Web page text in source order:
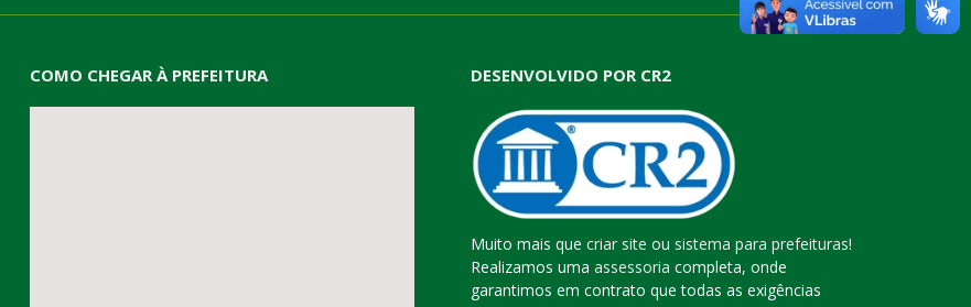
COMO CHEGAR À PREFEITURA DESENVOLVIDO POR CR2
Muito mais que criar site ou sistema para prefeituras!
Realizamos uma assessoria completa, onde
garantimos em contrato que todas as exigências